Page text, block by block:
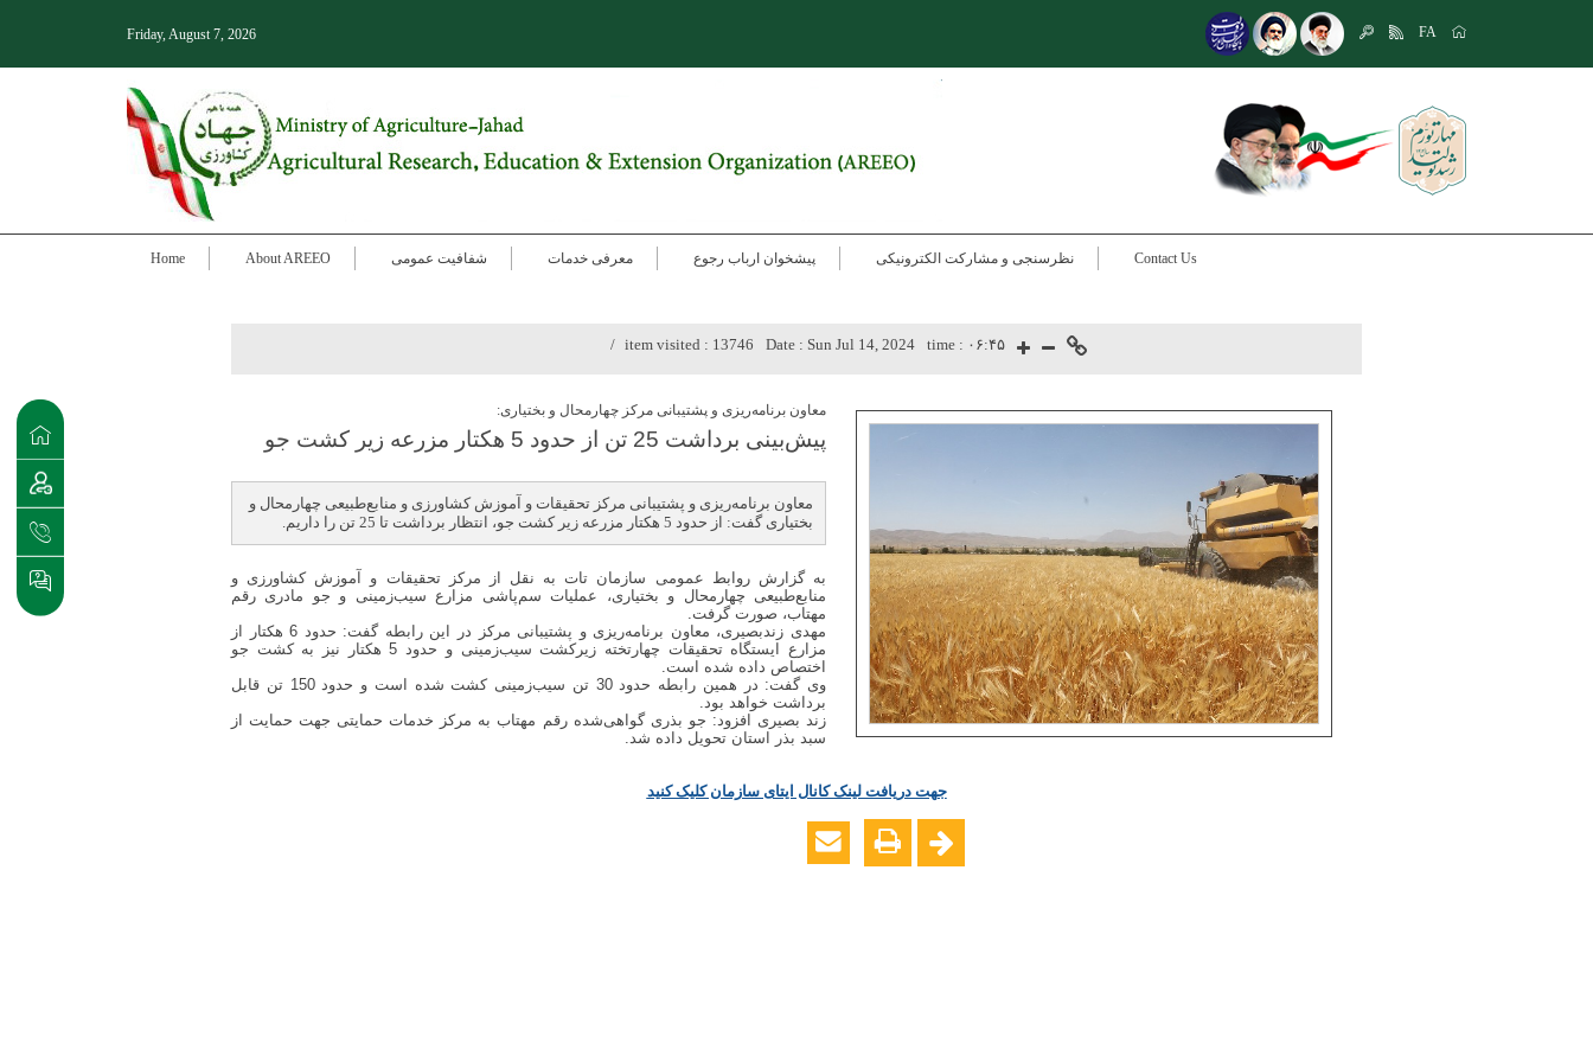
Friday, August 7, 2026 FA
Home About AREEO شفافیت عمومی معرفی خدمات پیشخوان ارباب رجوع نظرسنجی و مشارکت الکترونیکی Contact Us
time : ۰۶:۴۵ Date : Sun Jul 14, 2024
item visited : 13746
معاون برنامه‌ریزی و پشتیبانی مرکز چهارمحال و بختیاری:
پیش‌بینی برداشت 25 تن از حدود 5 هكتار مزرعه زیر كشت جو
معاون برنامه‌ریزی و پشتیبانی مرکز تحقیقات و آموزش کشاورزی و منابع‌طبیعی چهارمحال و
بختیاری گفت: از حدود 5 هکتار مزرعه زیر کشت جو، انتظار برداشت تا 25 تن را داریم.
به گزارش روابط عمومی سازمان تات به نقل از مرکز تحقیقات و آموزش کشاورزی و
منابع‌طبیعی چهارمحال و بختیاری، عملیات سم‌پاشی مزارع سیب‌زمینی و جو مادری رقم
مهتاب، صورت گرفت.
مهدی زندبصیری، معاون برنامه‌ریزی و پشتیبانی مرکز در این رابطه گفت: حدود 6 هکتار از
مزارع ایستگاه تحقیقات چهارتخته زیرکشت سیب‌زمینی و حدود 5 هکتار نیز به کشت جو
اختصاص داده شده است.
وی گفت: در همین رابطه حدود 30 تن سیب‌زمینی کشت شده است و حدود 150 تن قابل
برداشت خواهد بود.
زند بصیری افزود: جو بذری گواهی‌شده رقم مهتاب به مرکز خدمات حمایتی جهت حمایت از
سبد بذر استان تحویل داده شد.
جهت دریافت لینک کانال ایتای سازمان کلیک کنید